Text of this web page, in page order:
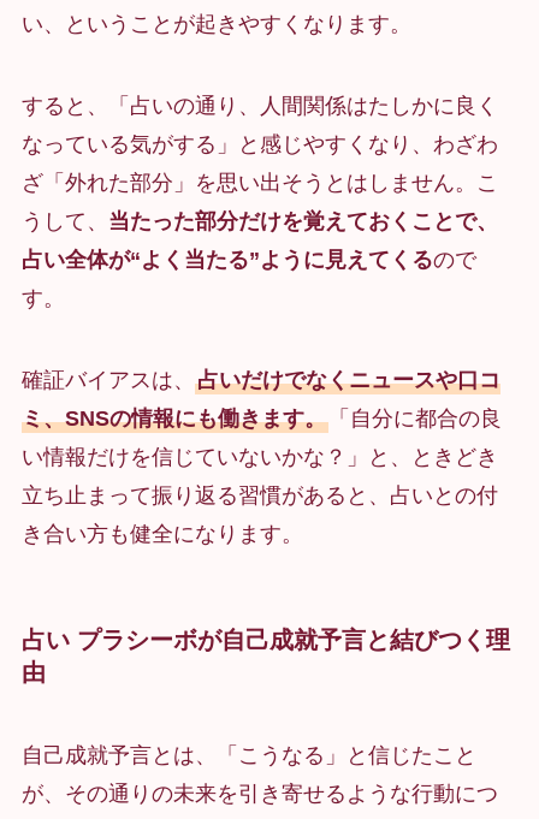
い、ということが起きやすくなります。
すると、「占いの通り、人間関係はたしかに良く
なっている気がする」と感じやすくなり、わざわ
ざ「外れた部分」を思い出そうとはしません。こ
うして、 当たった部分だけを覚えておくことで、
占い全体が“よく当たる”ように見えてくるので
す。
確証バイアスは、 占いだけでなくニュースや口コ
ミ、SNSの情報にも働きます。「自分に都合の良
い情報だけを信じていないかな？」と、ときどき
立ち止まって振り返る習慣があると、占いとの付
き合い方も健全になります。
占い プラシーボが自己成就予言と結びつく理
由
自己成就予言とは、「こうなる」と信じたこと
が、その通りの未来を引き寄せるような行動につ